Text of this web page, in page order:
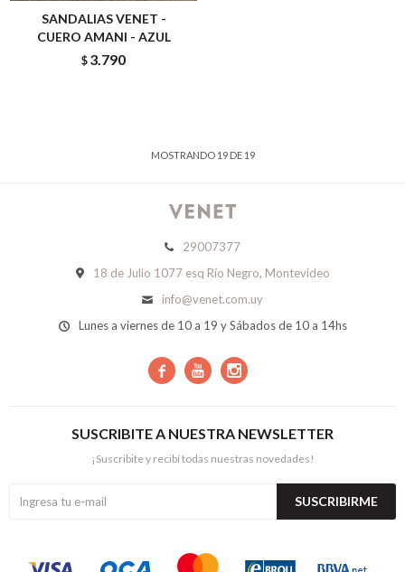
SANDALIAS VENET -
CUERO AMANI - AZUL
$3.790
MOSTRANDO 19DE 19
29007377
18 de Julio 1077 esq Río Negro, Montevideo
info@venet.com.uy
Lunes a viernes de 10 a 19 y Sábados de 10 a 14hs
  
SUSCRIBITE A NUESTRA NEWSLETTER
¡Suscribite y recibí todas nuestras novedades!
SUSCRIBIRME